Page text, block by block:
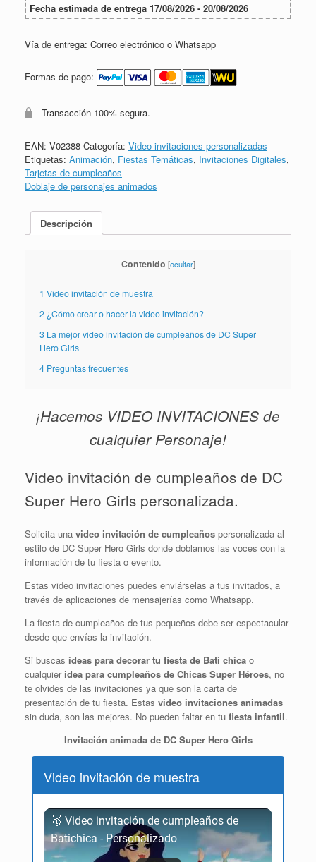
Fecha estimada de entrega 17/08/2026 - 20/08/2026
Vía de entrega: Correo electrónico o Whatsapp
Formas de pago:
Transacción 100% segura.
EAN: V02388 Categoría: Video invitaciones personalizadas
Etiquetas: Animación, Fiestas Temáticas, Invitaciones Digitales,
Tarjetas de cumpleaños
Doblaje de personajes animados
Descripción
Contenido [ocultar]
1 Video invitación de muestra
2 ¿Cómo crear o hacer la video invitación?
3 La mejor video invitación de cumpleaños de DC Super
Hero Girls
4 Preguntas frecuentes
¡Hacemos VIDEO INVITACIONES de
cualquier Personaje!
Video invitación de cumpleaños de DC
Super Hero Girls personalizada.
Solicita una video invitación de cumpleaños personalizada al
estilo de DC Super Hero Girls donde doblamos las voces con la
información de tu fiesta o evento.
Estas video invitaciones puedes enviárselas a tus invitados, a
través de aplicaciones de mensajerías como Whatsapp.
La fiesta de cumpleaños de tus pequeños debe ser espectacular
desde que envías la invitación.
Si buscas ideas para decorar tu fiesta de Bati chica o
cualquieridea para cumpleaños de Chicas Super Héroes, no
te olvides de las invitaciones ya que son la carta de
presentación de tu fiesta. Estas video invitaciones animadas
sin duda, son las mejores. No pueden faltar en tu fiesta infantil.
Invitación animada de DC Super Hero Girls
Video invitación de muestra
🥇 Video invitación de cumpleaños de
Batichica - Personalizado